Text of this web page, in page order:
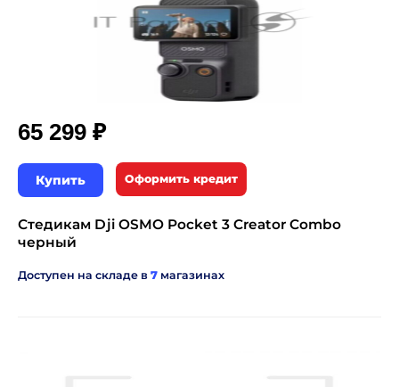
65 299 ₽
Купить Оформить кредит
Стедикам Dji OSMO Pocket 3 Creator Combo
черный
Доступен на складе в 7 магазинах